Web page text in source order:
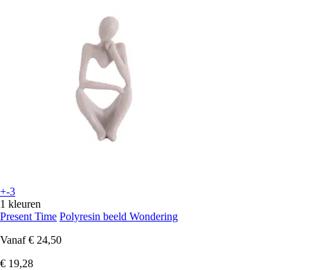
+-3
1 kleuren
Present Time Polyresin beeld Wondering
Vanaf € 24,50
€ 19,28